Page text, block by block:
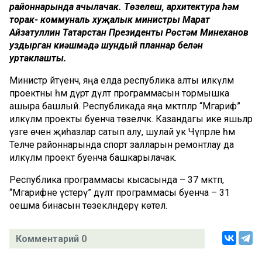
районнарында ачылачак. Төзелеш, архитектура һәм
торак- коммуналь хуҗалык министры Марат
Айзатуллин Татарстан Президенты Рөстәм Миңнеханов
уздырган киңәшмәдә шундый планнар белән
уртаклашты.
Министр әйтүенчә, яңа елда республика алты илкүләм
проектны һәм дүрт дәүләт программасын тормышка
ашыра башлый. Республикада яңа мәктәпләр “Мәгариф”
илкүләм проекты буенча төзеләчәк. Казандагы ике яшьләр
үзәге өчен җиһазлар сатып алу, шулай ук Чүпрәле һәм
Теләче районнарында спорт залларын ремонтлау да
илкүләм проект буенча башкарылачак.
Республика программасы кысасында – 37 мәктәп,
“Мәгарифне үстерү” дәүләт программасы буенча – 31
оешма бинасын төзекләндерү көтелә.
Комментарий 0